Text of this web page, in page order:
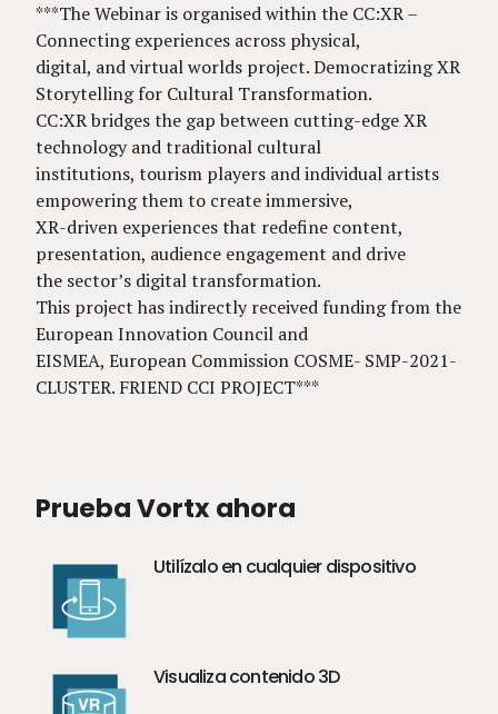
***The Webinar is organised within the CC:XR –
Connecting experiences across physical,
digital, and virtual worlds project. Democratizing XR
Storytelling for Cultural Transformation.
CC:XR bridges the gap between cutting-edge XR
technology and traditional cultural
institutions, tourism players and individual artists
empowering them to create immersive,
XR-driven experiences that redefine content,
presentation, audience engagement and drive
the sector’s digital transformation.
This project has indirectly received funding from the
European Innovation Council and
EISMEA, European Commission COSME- SMP-2021-
CLUSTER. FRIEND CCI PROJECT***
Prueba Vortx ahora
Utilízalo en cualquier dispositivo
Visualiza contenido 3D